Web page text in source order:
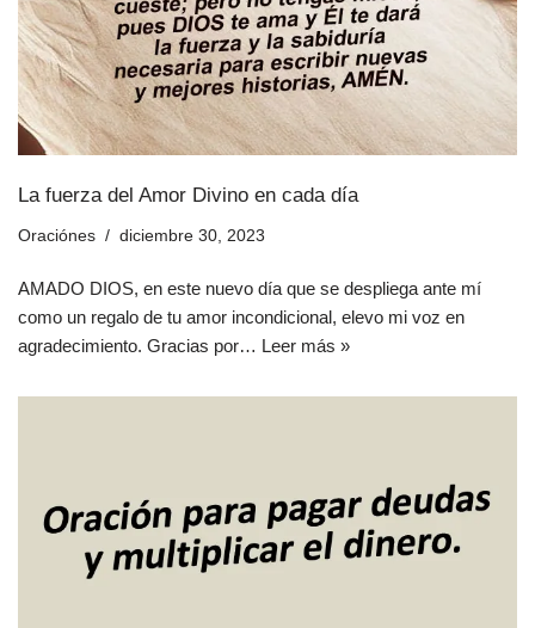
La fuerza del Amor Divino en cada día
Oraciónes diciembre 30, 2023
AMADO DIOS, en este nuevo día que se despliega ante mí
como un regalo de tu amor incondicional, elevo mi voz en
agradecimiento. Gracias por… Leer más »